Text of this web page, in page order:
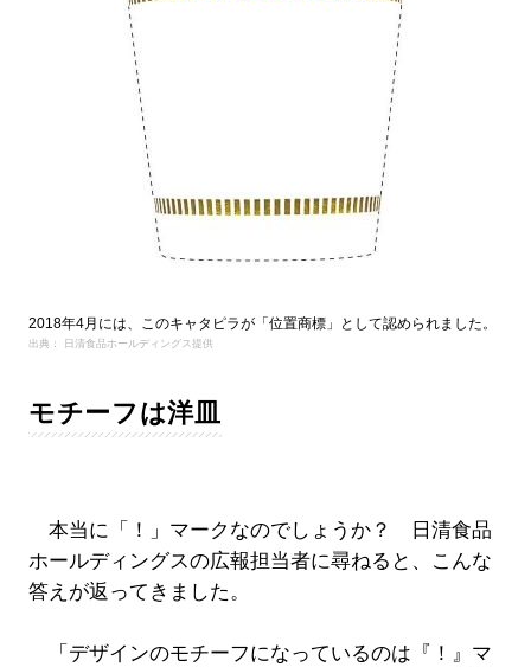
2018年4月には、このキャタピラが「位置商標」として認められました。
出典： 日清食品ホールディングス提供
モチーフは洋皿
本当に「！」マークなのでしょうか？ 日清食品
ホールディングスの広報担当者に尋ねると、こんな
答えが返ってきました。
「デザインのモチーフになっているのは『！』マ